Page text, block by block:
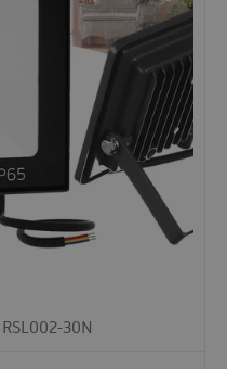
30N